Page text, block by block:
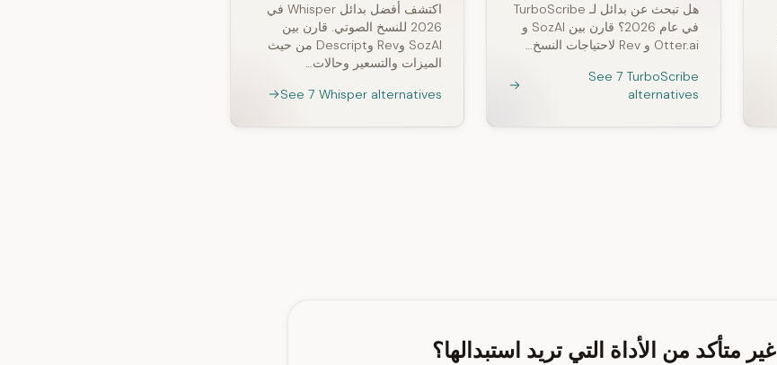
هل تبحث عن بدائل لـ TurboScribe
في عام 2026؟ قارن بين SozAI و
Otter.ai و Rev لاحتياجات النسخ…
See 7 TurboScribe
alternatives
اكتشف أفضل بدائل Whisper في
2026 للنسخ الصوتي. قارن بين
SozAI وRev وDescript من حيث
الميزات والتسعير وحالات…
See 7 Whisper alternatives
غير متأكد من الأداة التي تريد استبدالها؟